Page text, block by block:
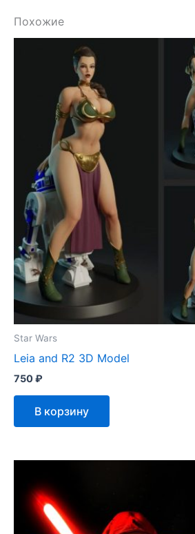
Похожие
Star Wars
Leia and R2 3D Model
750₽
В корзину